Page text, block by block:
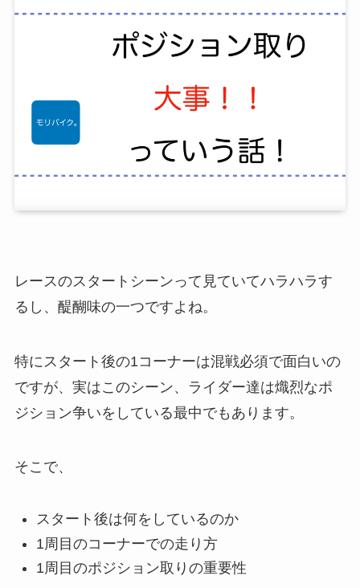
レースのスタートシーンって見ていてハラハラす
るし、醍醐味の一つですよね。
特にスタート後の1コーナーは混戦必須で面白いの
ですが、実はこのシーン、ライダー達は熾烈なポ
ジション争いをしている最中でもあります。
そこで、
スタート後は何をしているのか
1周目のコーナーでの走り方
1周目のポジション取りの重要性